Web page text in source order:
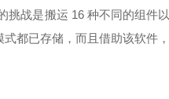
挑战是搬运 16 种不同的组件
都已存储，而且借助该软件